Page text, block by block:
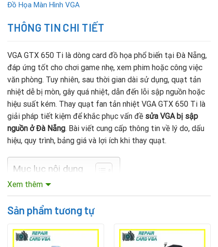
Đồ Họa Màn Hình VGA
THÔNG TIN CHI TIẾT
VGA GTX 650 Ti là dòng card đồ họa phổ biến tại Đà Nẵng,
đáp ứng tốt cho chơi game nhẹ, xem phim hoặc công việc
văn phòng. Tuy nhiên, sau thời gian dài sử dụng, quạt tản
nhiệt dễ bị mòn, gây quá nhiệt, dẫn đến lỗi sập nguồn hoặc
hiệu suất kém. Thay quạt fan tản nhiệt VGA GTX 650 Ti là
giải pháp tiết kiệm để khắc phục vấn đề sửa VGA bị sập
nguồn ở Đà Nẵng. Bài viết cung cấp thông tin về lý do, dấu
hiệu, quy trình, bảng giá và lợi ích khi thay quạt.
Mục lục nội dung
Ti?
card đối mặt với:
Xem thêm
Sản phẩm tương tự